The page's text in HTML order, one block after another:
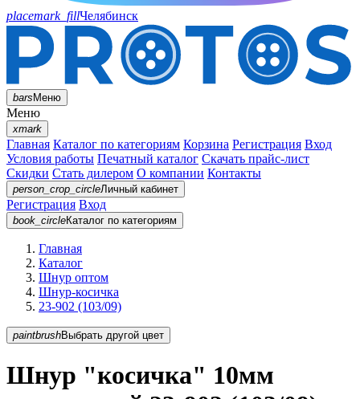
placemark_fillЧелябинск
barsМеню
Меню
xmark
Главная Каталог по категориям Корзина Регистрация Вход
Условия работы Печатный каталог Скачать прайс-лист
Скидки Стать дилером О компании Контакты
person_crop_circleЛичный кабинет
Регистрация Вход
book_circleКаталог по категориям
Главная
Каталог
Шнур оптом
Шнур-косичка
23-902 (103/09)
paintbrush Выбрать другой цвет
Шнур "косичка" 10мм